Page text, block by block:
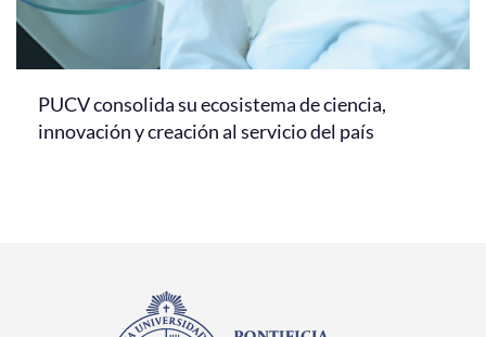
PUCV consolida su ecosistema de ciencia,
innovación y creación al servicio del país